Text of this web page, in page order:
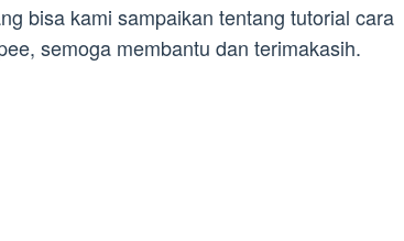
bisa kami sampaikan tentang tutorial cara
semoga membantu dan terimakasih.